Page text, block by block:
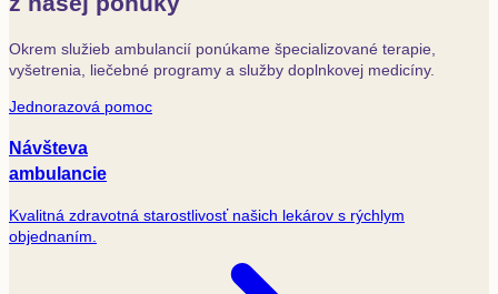
Okrem služieb ambulancií ponúkame špecializované terapie,
vyšetrenia, liečebné programy a služby doplnkovej medicíny.
Jednorazová pomoc
Návšteva
ambulancie
Kvalitná zdravotná starostlivosť našich lekárov s rýchlym
objednaním.